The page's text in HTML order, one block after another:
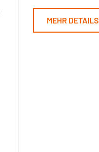
MEHR DETAILS